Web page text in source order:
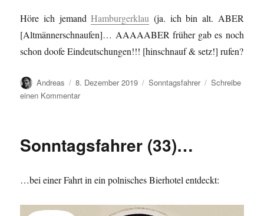
Höre ich jemandHamburgerklau (ja. ich bin alt. ABER
[Altmännerschnaufen]… AAAAABER früher gab es noch
schon doofe Eindeutschungen!!! [hinschnauf & setz!] rufen?
Autor
Andreas
Veröffentlicht
am
8. Dezember 2019 Kategorien
Sonntagsfahrer
Schreibe
einen Kommentarzu
Sonntagsfahrer (33)…
…bei einer Fahrt in ein polnisches Bierhotel entdeckt: